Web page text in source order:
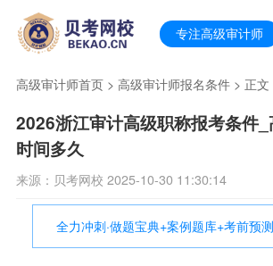
专注高级审计师
高级审计师首页> 高级审计师报名条件> 正文
2026浙江审计高级职称报考条件
时间多久
来源：贝考网校 2025-10-30 11:30:14
全力冲刺·做题宝典+案例题库+考前预